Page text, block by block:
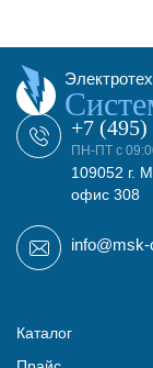
+7 (495)
ПН-ПТ с
109052 г.
офис 308
Каталог